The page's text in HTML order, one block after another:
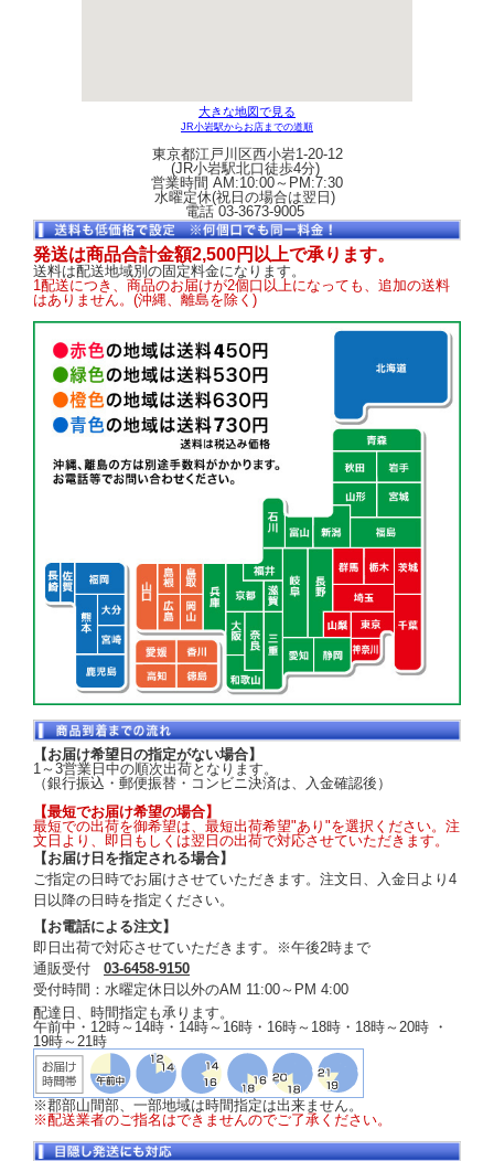
大きな地図で見る
JR小岩駅からお店までの道順
東京都江戸川区西小岩1-20-12
(JR小岩駅北口徒歩4分)
営業時間 AM:10:00～PM:7:30
水曜定休(祝日の場合は翌日)
電話 03-3673-9005
発送は商品合計金額2,500円以上で承ります。
送料は配送地域別の固定料金になります。
1配送につき、商品のお届けが2個口以上になっても、追加の送料
はありません。(沖縄、離島を除く)
【お届け希望日の指定がない場合】
1～3営業日中の順次出荷となります。
（銀行振込・郵便振替・コンビニ決済は、入金確認後）
【最短でお届け希望の場合】
最短での出荷を御希望は、最短出荷希望"あり"を選択ください。注
文日より、即日もしくは翌日の出荷で対応させていただきます。
【お届け日を指定される場合】
ご指定の日時でお届けさせていただきます。注文日、入金日より4
日以降の日時を指定ください。
【お電話による注文】
即日出荷で対応させていただきます。※午後2時まで
通販受付 03-6458-9150
受付時間：水曜定休日以外のAM 11:00～PM 4:00
配達日、時間指定も承ります。
午前中・12時～14時・14時～16時・16時～18時・18時～20時 ・
19時～21時
※郡部山間部、一部地域は時間指定は出来ません。
※配送業者のご指名はできませんのでご了承ください。